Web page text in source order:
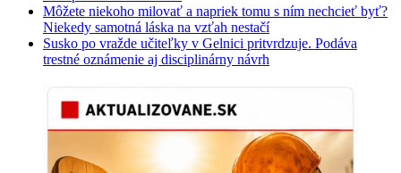
Môžete niekoho milovať a napriek tomu s ním nechcieť byť?
Niekedy samotná láska na vzťah nestačí
Susko po vražde učiteľky v Gelnici pritvrdzuje. Podáva
trestné oznámenie aj disciplinárny návrh